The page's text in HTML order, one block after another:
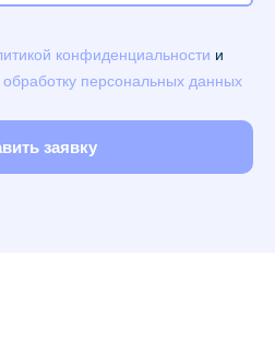
конфиденциальности и
персональных данных
заявку